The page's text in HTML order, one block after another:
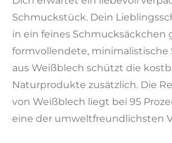
Schmuckstück. Dein
in ein feines Schmucksäckchen
formvollendete, minimalistische
aus Weißblech schützt die
Naturprodukte zusätzlich. Die
von Weißblech liegt bei 95
eine der umweltfreundlichsten